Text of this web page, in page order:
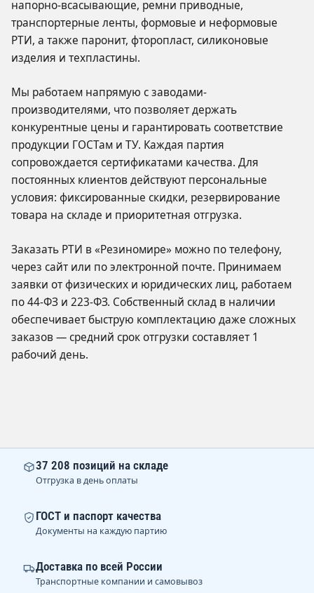
напорно-всасывающие, ремни приводные,
транспортерные ленты, формовые и неформовые
РТИ, а также паронит, фторопласт, силиконовые
изделия и техпластины.
Мы работаем напрямую с заводами-
производителями, что позволяет держать
конкурентные цены и гарантировать соответствие
продукции ГОСТам и ТУ. Каждая партия
сопровождается сертификатами качества. Для
постоянных клиентов действуют персональные
условия: фиксированные скидки, резервирование
товара на складе и приоритетная отгрузка.
Заказать РТИ в «Резиномире» можно по телефону,
через сайт или по электронной почте. Принимаем
заявки от физических и юридических лиц, работаем
по 44-ФЗ и 223-ФЗ. Собственный склад в наличии
обеспечивает быструю комплектацию даже сложных
заказов — средний срок отгрузки составляет 1
рабочий день.
37 208 позиций на складе
Отгрузка в день оплаты
ГОСТ и паспорт качества
Документы на каждую партию
Доставка по всей России
Транспортные компании и самовывоз